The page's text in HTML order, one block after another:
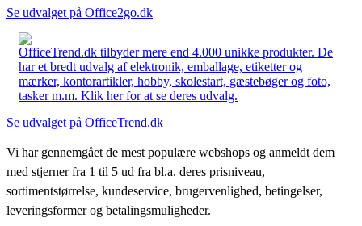
Se udvalget på Office2go.dk
OfficeTrend.dk tilbyder mere end 4.000 unikke produkter. De
har et bredt udvalg af elektronik, emballage, etiketter og
mærker, kontorartikler, hobby, skolestart, gæstebøger og foto,
tasker m.m. Klik her for at se deres udvalg.
Se udvalget på OfficeTrend.dk
Vi har gennemgået de mest populære webshops og anmeldt dem
med stjerner fra 1 til 5 ud fra bl.a. deres prisniveau,
sortimentstørrelse, kundeservice, brugervenlighed, betingelser,
leveringsformer og betalingsmuligheder.